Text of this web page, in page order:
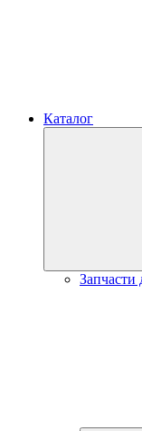
Каталог
Запчасти